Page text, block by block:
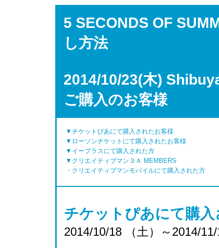
5 SECONDS OF
し方法
2014/10/23(木)
ご購入のお客様
▼チケットぴあにて購入されたお客様
▼ローソンチケットにて購入されたお客様
▼イープラスにて購入された方
▼クリエイティブマン３Ａ MEMBERS
・クリエイティブマンモバイルにて購入された方
チケットぴあにて購
2014/10/18 （土）～2014/